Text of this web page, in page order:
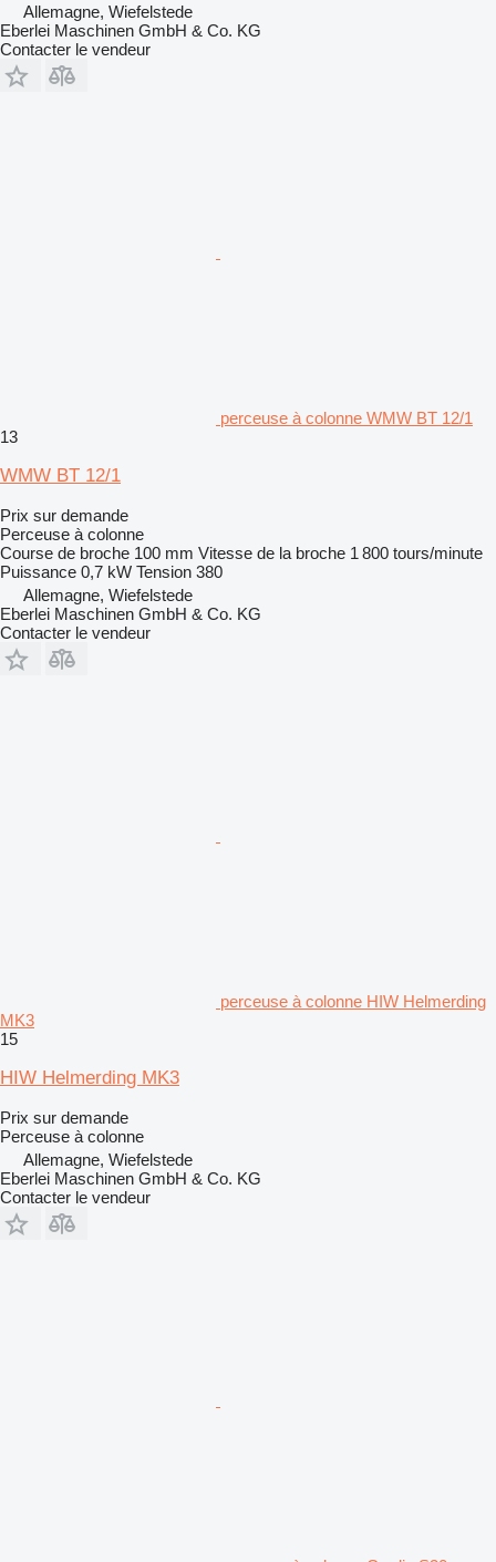
Allemagne, Wiefelstede
Eberlei Maschinen GmbH & Co. KG
Contacter le vendeur
perceuse à colonne WMW BT 12/1
13
WMW BT 12/1
Prix sur demande
Perceuse à colonne
Course de broche 100 mm Vitesse de la broche 1 800 tours/minute
Puissance 0,7 kW Tension 380
Allemagne, Wiefelstede
Eberlei Maschinen GmbH & Co. KG
Contacter le vendeur
perceuse à colonne HIW Helmerding
MK3
15
HIW Helmerding MK3
Prix sur demande
Perceuse à colonne
Allemagne, Wiefelstede
Eberlei Maschinen GmbH & Co. KG
Contacter le vendeur